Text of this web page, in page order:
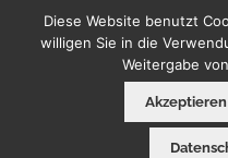
Impressum
Diese Website benutzt
willigen Sie in die
Weitergabe
Akzeptieren